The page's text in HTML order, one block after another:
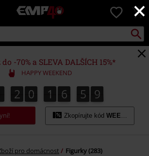
×
EMP
Hudba,
filmy
&
seriály,
Merch
pro
hráče,
Alternativní
móda
0
-70% a SLEVA DALŠÍCH 15%*
HAPPY WEEKEND
2
2 0
0 1
1 6
7
6 5
0
5 7
8
7
9
8
Zkopírujte kód WEEKEND
pro domácnost Figurky (283)